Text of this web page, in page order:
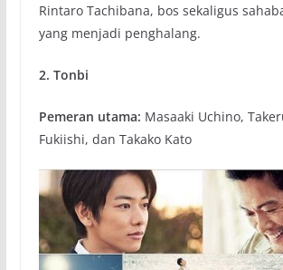
Rintaro Tachibana, bos sekaligus
yang menjadi penghalang.
2. Tonbi
Pemeran utama: Masaaki Uchino,
Fukiishi, dan Takako Kato